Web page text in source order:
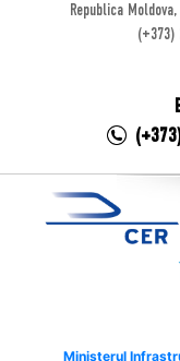
Republica
(+373)
(+373)
Ministerul